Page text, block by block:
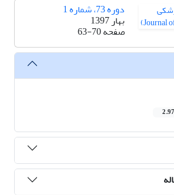
دوره 73، شماره 1
بهار 1397
صفحه63-70